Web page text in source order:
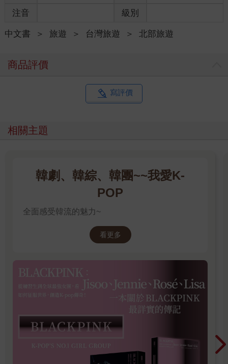
注音 級別
中文書 ＞ 旅遊 ＞ 台灣旅遊 ＞ 北部旅遊
商品評價
寫評價
相關主題
韓劇、韓綜、韓團~~我愛K-
POP
全面感受韓流的魅力~
看更多